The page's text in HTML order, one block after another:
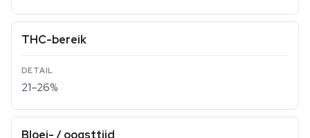
THC-bereik
21–26%
Bloei- / oogsttijd